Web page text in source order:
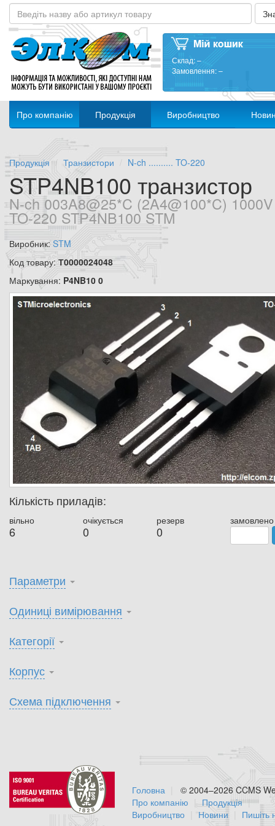
Склад:–
Замовлення:–
Про компанію Продукція Виробництво
Продукція Транзистори N-ch .......... TO-220
STP4NB100 транзистор
N-ch 003A8@25*C (2A4@100*C) 1000V
TO-220 STP4NB100 STM
Виробник:STM
Код товару:Т0000024048
Маркування: P4NB10 0
Кількість приладів:
вільно
6
очікується
0
резерв
0
замовлено
Параметри
Одиниці вимірювання
Категорії
Корпус
Схема підключення
© 2004–2026 CCMS
Головна
Про компанію
Продукція
Виробництво
Новини Пишіть